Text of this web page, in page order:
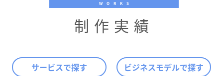
WORKS
制作実績
サービスで探す ビジネスモデルで探す